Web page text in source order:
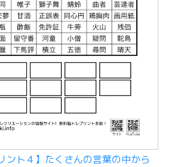
ント４】たくさんの言葉の中から